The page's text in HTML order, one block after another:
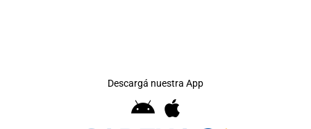
Descargá nuestra App